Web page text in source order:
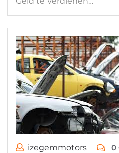
izegemmotors 0